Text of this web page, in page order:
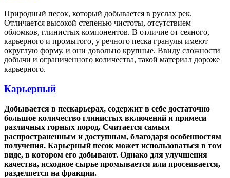
Природный песок, который добывается в руслах рек.
Отличается высокой степенью чистоты, отсутствием
обломков, глинистых компонентов. В отличие от сеяного,
карьерного и промытого, у речного песка гранулы имеют
округлую форму, и они довольно крупные. Ввиду сложности
добычи и ограниченного количества, такой материал дороже
карьерного.
Карьерный
Добывается в пескарьерах, содержит в себе достаточно
большое количество глинистых включений и примеси
различных горных пород. Считается самым
распространенным и доступным, благодаря особенностям
получения. Карьерный песок может использоваться в том
виде, в котором его добывают. Однако для улучшения
качества, исходное сырье промывается или просеивается,
разделяется на фракции.